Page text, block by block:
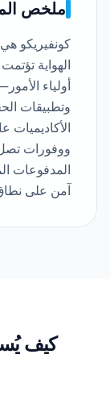
ملخص
كونفيريكو
الهواية
أولياء
وتطبيقات
آمن على
كيف